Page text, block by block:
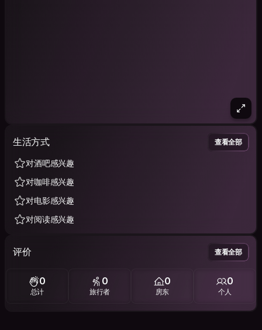
生活方式 查看全部
对酒吧感兴趣
对咖啡感兴趣
对电影感兴趣
对阅读感兴趣
评价 查看全部
0
总计
0
旅行者
0
房东
0
个人